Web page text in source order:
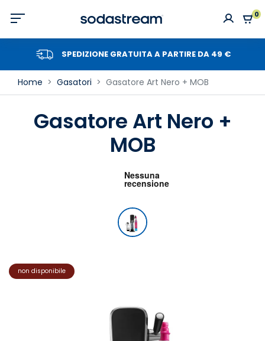
0
SPEDIZIONE GRATUITA A PARTIRE DA 49 €
Home Gasatori Gasatore Art Nero + MOB
Gasatore Art Nero +
MOB
non disponibile